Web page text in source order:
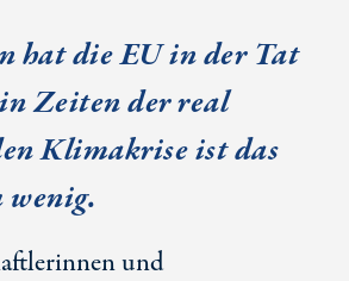
hat die EU in der Tat
Zeiten der real
Klimakrise ist das
und